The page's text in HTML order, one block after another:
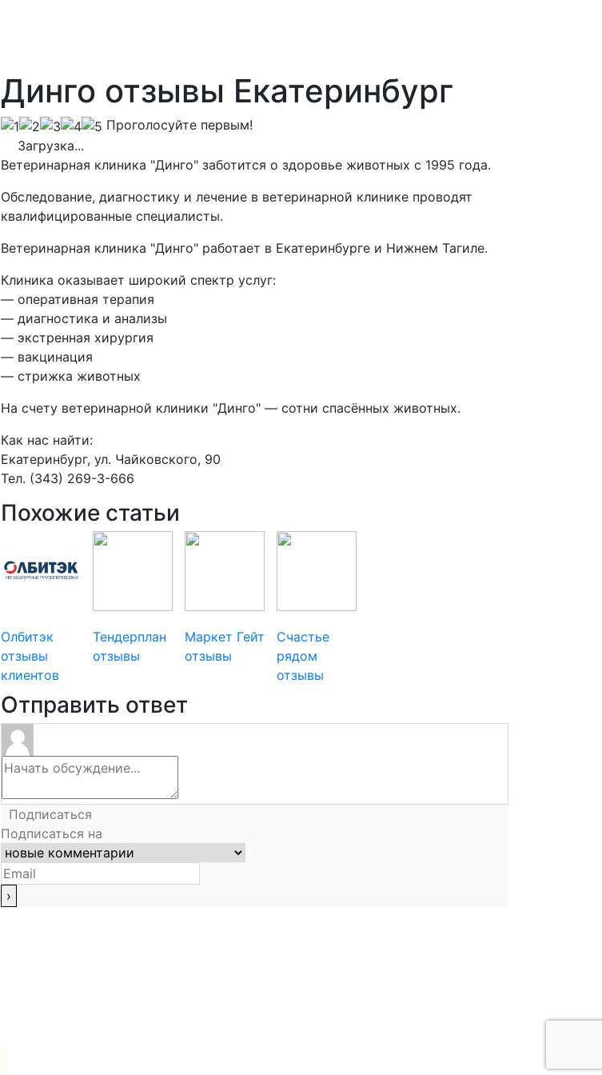
Динго отзывы Екатеринбург
Проголосуйте первым!
Загрузка...
Ветеринарная клиника "Динго" заботится о здоровье животных с 1995 года.
Обследование, диагностику и лечение в ветеринарной клинике проводят
квалифицированные специалисты.
Ветеринарная клиника "Динго" работает в Екатеринбурге и Нижнем Тагиле.
Клиника оказывает широкий спектр услуг:
— оперативная терапия
— диагностика и анализы
— экстренная хирургия
— вакцинация
— стрижка животных
На счету ветеринарной клиники "Динго" — сотни спасённых животных.
Как нас найти:
Екатеринбург, ул. Чайковского, 90
Тел. (343) 269-3-666
Похожие статьи
Олбитэк
отзывы
клиентов
Тендерплан
отзывы
Маркет Гейт
отзывы
Счастье
рядом
отзывы
Отправить ответ
Подписаться
Подписаться на